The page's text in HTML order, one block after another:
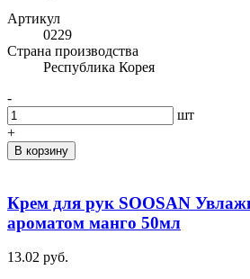
Артикул
0229
Cтрана производства
Республика Корея
-
шт
+
В корзину
Крем для рук SOOSAN
ароматом манго 50мл
13.02 руб.